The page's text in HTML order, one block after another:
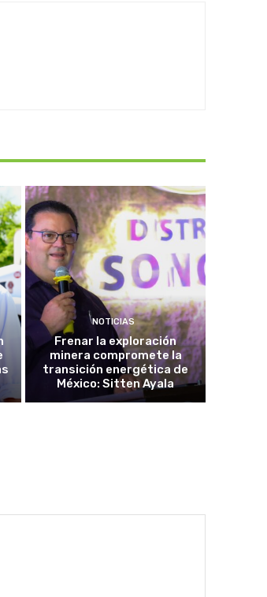
NOTICIAS
Frenar la exploración
minera compromete la
transición energética de
México: Sitten Ayala